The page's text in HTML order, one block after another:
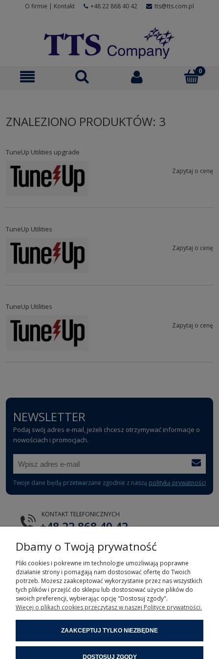
O firmie | Kontakt +48 22 868 40 42 tts@tts.com.pl
ZNALEZIONO PRODUKTÓW: 3
TuneUp Utilities upgrade
Zapytaj o cenę
TuneUp Utilities
Zapytaj o cenę
TuneUp Utilities
Zapytaj o cenę
NEWSLETTER
Podaj swój adres e-mail, jeżeli chcesz otrzymywać informacje o
nowościach i promocjach.
Twoje dane będą przetwarzane zgodnie z naszą polityką prywatności
KONTAKT TELEFONICZNYCH
+48 22 868 40 42
E-MAIL
tts@tts.com.pl
POMOC
Dbamy o Twoją prywatność
Pliki cookies i pokrewne im technologie umożliwiają poprawne
działanie strony i pomagają nam dostosować ofertę do Twoich
potrzeb. Możesz zaakceptować wykorzystanie przez nas wszystkich
tych plików i przejść do sklepu lub dostosować użycie plików do
swoich preferencji, wybierając opcję "Dostosuj zgody".
Więcej o plikach cookies przeczytasz w naszej Polityce prywatności.
ZAAKCEPTUJ TYLKO NIEZBĘDNE
DOSTOSUJ ZGODY